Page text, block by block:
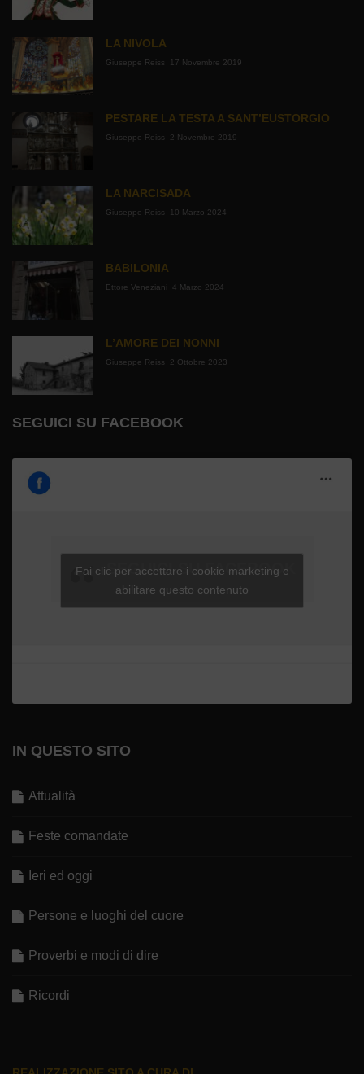
LA NIVOLA
Giuseppe Reiss 17 Novembre 2019
PESTARE LA TESTA A SANT’EUSTORGIO
Giuseppe Reiss 2 Novembre 2019
LA NARCISADA
Giuseppe Reiss 10 Marzo 2024
BABILONIA
Ettore Veneziani 4 Marzo 2024
L’AMORE DEI NONNI
Giuseppe Reiss 2 Ottobre 2023
SEGUICI SU FACEBOOK
SEGUICI SU FACEBOOK
Fai clic per accettare i cookie marketing e
abilitare questo contenuto
IN QUESTO SITO
Attualità
Feste comandate
Ieri ed oggi
Persone e luoghi del cuore
Proverbi e modi di dire
Ricordi